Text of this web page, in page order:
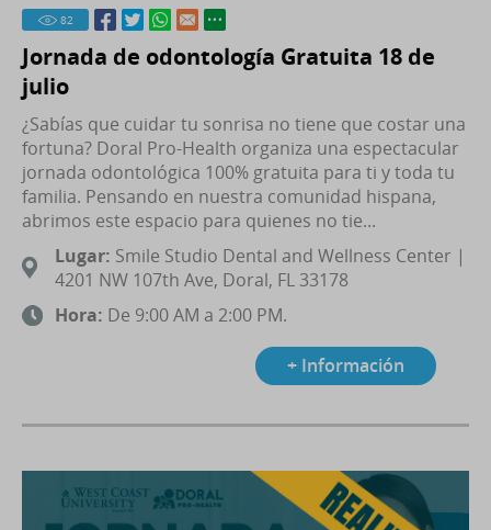
82
Jornada de odontología Gratuita 18 de
julio
¿Sabías que cuidar tu sonrisa no tiene que costar una
fortuna? Doral Pro-Health organiza una espectacular
jornada odontológica 100% gratuita para ti y toda tu
familia. Pensando en nuestra comunidad hispana,
abrimos este espacio para quienes no tie...
Lugar: Smile Studio Dental and Wellness Center |
4201 NW 107th Ave, Doral, FL 33178
Hora: De 9:00 AM a 2:00 PM.
+ Información